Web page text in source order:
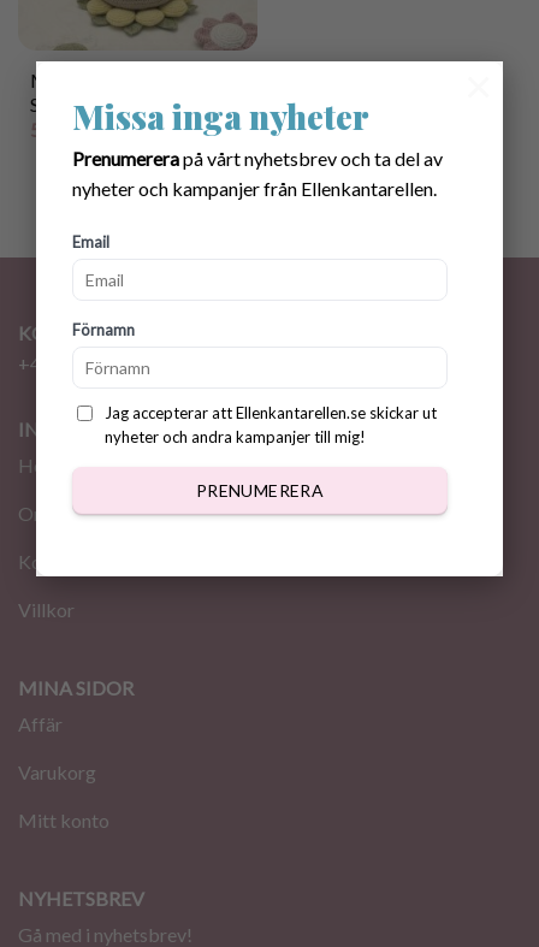
Missa inga nyheter
Prenumererapå vårt nyhetsbrev och ta del av
nyheter och kampanjer från Ellenkantarellen.
Email
Förnamn
Jag accepterar att Ellenkantarellen.se skickar ut
nyheter och andra kampanjer till mig!
PRENUMERERA
Mönster virkad
Stapelkanin
50.00kr
KONTAKT
+46 72 310 46 48
INFORMATION
Hem
Om oss
Kontakt
Villkor
MINA SIDOR
Affär
Varukorg
Mitt konto
NYHETSBREV
Gå med i nyhetsbrev!